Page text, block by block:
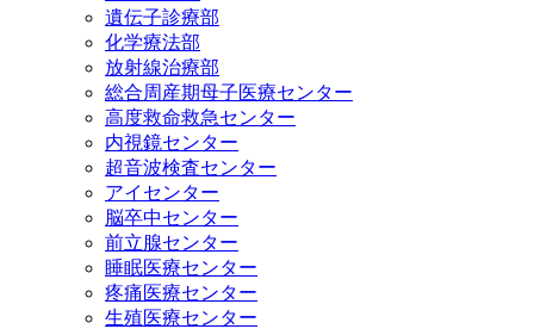
遺伝子診療部
化学療法部
放射線治療部
総合周産期母子医療センター
高度救命救急センター
内視鏡センター
超音波検査センター
アイセンター
脳卒中センター
前立腺センター
睡眠医療センター
疼痛医療センター
生殖医療センター